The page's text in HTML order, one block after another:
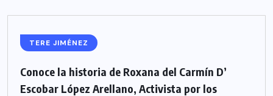
TERE JIMÉNEZ
Conoce la historia de Roxana del Carmín D’
Escobar López Arellano, Activista por los